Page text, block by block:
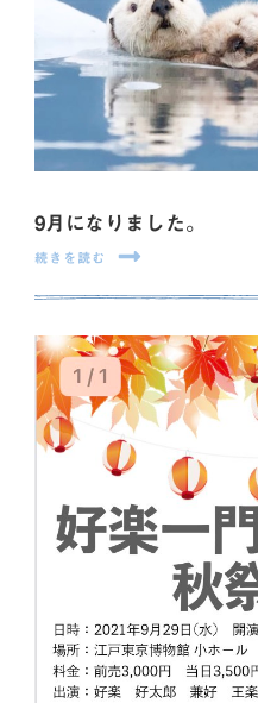
9月になりました。
続きを読む